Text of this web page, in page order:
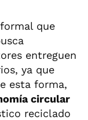
que
entreguen
ya que
esta forma,
circular
reciclado